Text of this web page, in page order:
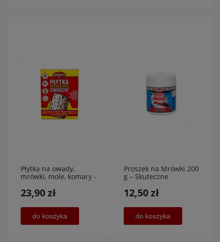
Płytka na owady,
mrówki, mole, komary -
23,90 zł
do koszyka
Proszek na Mrówki 200
g – Skuteczne
NAJTANIEJ
12,50 zł
do koszyka